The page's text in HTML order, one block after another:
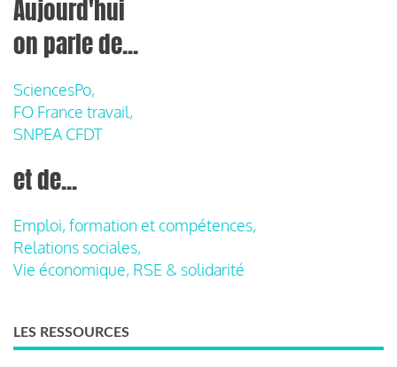
Aujourd'hui
on parle de...
SciencesPo,
FO France travail,
SNPEA CFDT
et de...
Emploi, formation et compétences,
Relations sociales,
Vie économique, RSE & solidarité
LES RESSOURCES